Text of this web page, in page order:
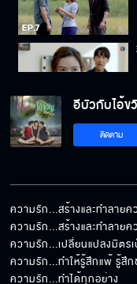
อีบัวกับไอ้
ติดตาม
ความรัก...สร้างและทำลายค
ความรัก...สร้างและทำลายค
ความรัก...เปลี่ยนแปลงมิตร
ความรัก...ทำให้รู้สึกแพ้ รู้สึก
ความรัก...ทำได้ทุกอย่าง